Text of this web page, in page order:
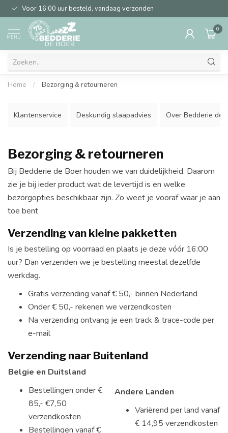
Voor 16:00 uur besteld, vandaag verzonden
MENU
0
Home / Bezorging & retourneren
Klantenservice Deskundig slaapadvies Over Bedderie de
Bezorging & retourneren
Bij Bedderie de Boer houden we van duidelijkheid. Daarom
zie je bij ieder product wat de levertijd is en welke
bezorgopties beschikbaar zijn. Zo weet je vooraf waar je aan
toe bent
Verzending van kleine pakketten
Is je bestelling op voorraad en plaats je deze vóór 16:00
uur? Dan verzenden we je bestelling meestal dezelfde
werkdag.
Gratis verzending vanaf € 50,- binnen Nederland
Onder € 50,- rekenen we verzendkosten
Na verzending ontvang je een track & trace-code per
e-mail
Verzending naar Buitenland
Belgie en Duitsland
Bestellingen onder €
85,- €7,50
verzendkosten
Bestellingen vanaf €
Andere Landen
Variërend per land vanaf
€ 14,95 verzendkosten